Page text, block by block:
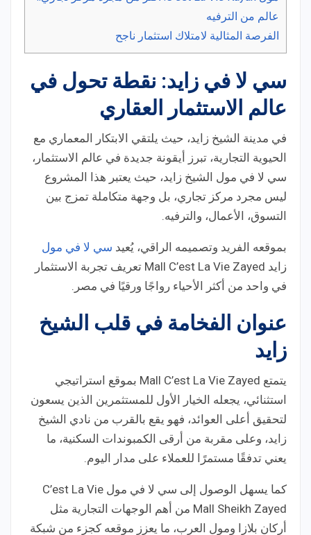
عالم من الترفيه
الفرصة المثالية لامتلاك استثمار ناجح
سي لا في زايد: نقطة تحول في
عالم الاستثمار العقاري
في مدينة الشيخ زايد، حيث يلتقي الابتكار المعماري مع
الحيوية التجارية، تبرز أيقونة جديدة في عالم الاستثمار،
سي لا في مول الشيخ زايد، حيث يعتبر هذا المشروع
ليس مجرد مركز تجاري، بل وجهة متكاملة تمزج بين
التسوق، الأعمال، والترفيه.
بموقعه الفريد وتصميمه الراقي، يُعيد سي لا في مول
زايد Mall C’est La Vie Zayed تعريف تجربة الاستثمار
في واحد من أكثر الأحياء رواجًا ورقيًا في مصر.
عنوان الفخامة في قلب الشيخ
زايد
يتمتع Mall C’est La Vie Zayed بموقع استراتيجي
استثنائي، يجعله الخيار الأول للمستثمرين الذين يسعون
لتحقيق أعلى العوائد، فهو يقع بالقرب من نادي الشيخ
زايد، وعلى مقربة من أرقى الكمبوندات السكنية، ما
يعني تدفقًا مستمرًا للعملاء على مدار اليوم.
كما يسهل الوصول إلى سي لا في مول C’est La Vie
Mall Sheikh Zayed من أهم الوجهات التجارية مثل
أركان بلازا ومول العرب، ما يعزز موقعه كجزء من شبكة